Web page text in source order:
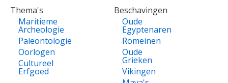
Thema's
Maritieme
Archeologie
Paleontologie
Oorlogen
Cultureel
Erfgoed
Beschavingen
Oude
Egyptenaren
Romeinen
Oude
Grieken
Vikingen